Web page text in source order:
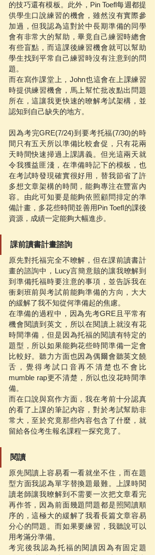
的技巧還有模板。此外，Pin Toefl每週都提
供學生口說練習的機會，雖然沒有實際參
加過，但我認為這對於中長期準備的同學
會有非常大的幫助，畢竟自己練習時總會
有些盲點，而這課後練習機會就可以幫助
學生找到平常自己練習時沒有注意到的問
題。
而在寫作課堂上，John也這會在上課練習
時提供練習機會，馬上幫忙批改點出問題
所在，這讓我更快速的暸解考試架構，並
認知到自己缺失的地方。
因為考完GRE(7/24)到要考托福(7/30)的時
間只有五天所以準備比較倉促，只有花兩
天時間快速掃過上課講義。但光這兩天就
令我獲益匪淺，在準備時記下的模板，也
在考試時發現確實很好用，替我節省了許
多想文章架構的時間，能夠專注在豐富內
容。由此可知要是能夠依照顧問排定的準
備計畫，多花些時間並善用Pin Toefl的課後
資源，成績一定能夠大幅進步。
課前讀書計畫諮詢
原先對托福完全不暸解，但在課前讀書計
畫的諮詢中，Lucy言簡意賅的讓我暸解到
到準備托福時要注意的事項，並告訴我在
衝刺班前與考試前能夠準備的方向，大大
的緩解了我不知從何準備起的焦慮。
在準備的過程中，因為先考GRE且平常有
機會閱讀到英文，所以在閱讀上就沒有花
時間準備，但是因為托福的閱讀有特定的
題型，所以如果能夠花些時間準備一定會
比較好。聽力方面也因為偶爾會聽英文饒
舌，覺得考試口音再不清楚也不會比
mumble rap更不清楚，所以也沒花時間準
備。
而在口說與寫作方面，我在考前十分認真
的看了上課的筆記內容，對於考試幫助非
常大，至於究竟那些內容包含了什麼，就
留給各位考生報名課程一探究竟了。
閱讀
原先閱讀上容易看一看就坐不住，而在題
型方面我認為單字替換題最難。上課時閱
讀老師讓我暸解到不需要一次把文章看完
再作答，因為前面幾題問題都是照閱讀順
序的，這極大的緩解了我看長篇文章容易
分心的問題。而如果要練習，我聽說可以
用考滿分準備。
考完後我認為托福的閱讀因為有固定題